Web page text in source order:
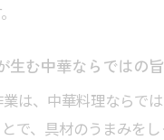
生む中華ならではの
は、中華料理ならで
で、具材のうまみを